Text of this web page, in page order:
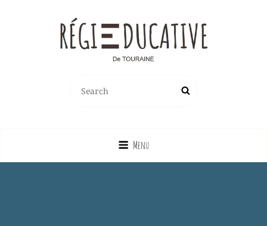
Vente Sur La France Métropolitaine, Ou Emprunt Sur La Touraine, De
for:
Search
Menu